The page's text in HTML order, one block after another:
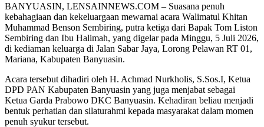
BANYUASIN, LENSAINNEWS.COM – Suasana penuh
kebahagiaan dan kekeluargaan mewarnai acara Walimatul Khitan
Muhammad Benson Sembiring, putra ketiga dari Bapak Tom Liston
Sembiring dan Ibu Halimah, yang digelar pada Minggu, 5 Juli 2026,
di kediaman keluarga di Jalan Sabar Jaya, Lorong Pelawan RT 01,
Mariana, Kabupaten Banyuasin.
Acara tersebut dihadiri oleh H. Achmad Nurkholis, S.Sos.I, Ketua
DPD PAN Kabupaten Banyuasin yang juga menjabat sebagai
Ketua Garda Prabowo DKC Banyuasin. Kehadiran beliau menjadi
bentuk perhatian dan silaturahmi kepada masyarakat dalam momen
penuh syukur tersebut.